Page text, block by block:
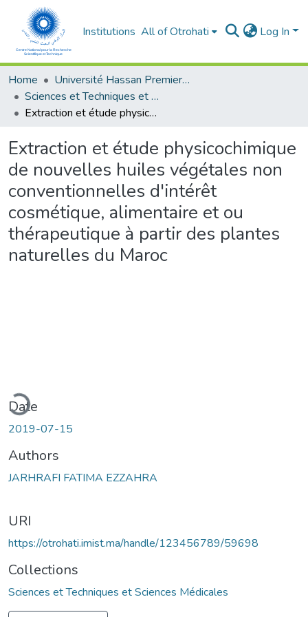
Institutions All of Otrohati Log In
Home
Université Hassan Premier- Settat
Sciences et Techniques et Sciences Médicales
Extraction et étude physicochimique de nouvelles huiles végétales non conventionnelles d'intérêt cosmétique, alimentaire et ou thérapeutique à partir des plantes naturelles du Maroc
Extraction et étude physicochimique
de nouvelles huiles végétales non
conventionnelles d'intérêt
cosmétique, alimentaire et ou
thérapeutique à partir des plantes
naturelles du Maroc
Date
2019-07-15
Authors
JARHRAFI FATIMA EZZAHRA
URI
https://otrohati.imist.ma/handle/123456789/59698
Collections
Sciences et Techniques et Sciences Médicales